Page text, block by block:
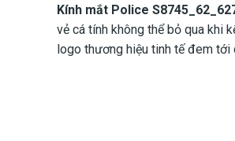
Kính mắt Police
vẻ cá tính không thể bỏ qua khi
logo thương hiệu tinh tế đem tới